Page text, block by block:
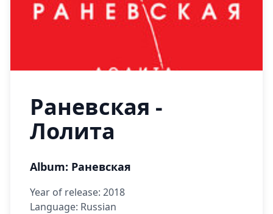
Раневская -
Лолита
Album: Раневская
Year of release: 2018
Language: Russian